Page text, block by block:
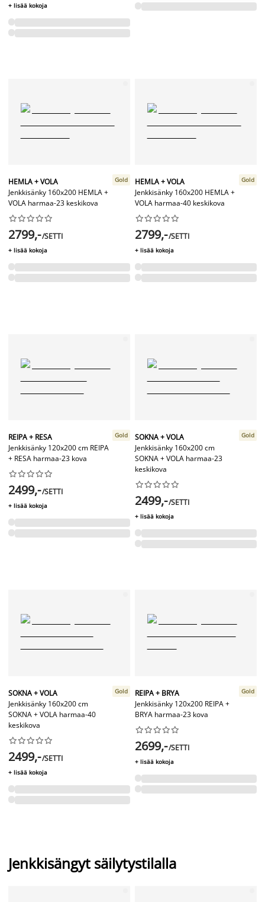
+ lisää kokoja
HEMLA + VOLA
Jenkkisänky 160x200 HEMLA +
VOLA harmaa-23 keskikova
Gold






2799,-/SETTI
+ lisää kokoja
HEMLA + VOLA
Jenkkisänky 160x200 HEMLA +
VOLA harmaa-40 keskikova
Gold






2799,-/SETTI
+ lisää kokoja
REIPA + RESA
Jenkkisänky 120x200 cm REIPA
+ RESA harmaa-23 kova
Gold






2499,-/SETTI
+ lisää kokoja
SOKNA + VOLA
Jenkkisänky 160x200 cm
SOKNA + VOLA harmaa-23
keskikova
Gold






2499,-/SETTI
+ lisää kokoja
SOKNA + VOLA
Jenkkisänky 160x200 cm
SOKNA + VOLA harmaa-40
keskikova
Gold






2499,-/SETTI
+ lisää kokoja
REIPA + BRYA
Jenkkisänky 120x200 REIPA +
BRYA harmaa-23 kova
Gold






2699,-/SETTI
+ lisää kokoja
Jenkkisängyt säilytystilalla